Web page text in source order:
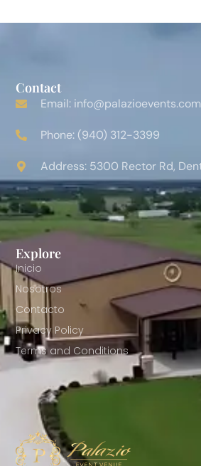
Explore
Inicio
Nosotros
Contacto
Privacy Policy
Terms and Conditions
Contact
Email: info@palazioevents.com
Phone: (940) 312-3399
Address: 5300 Rector Rd,